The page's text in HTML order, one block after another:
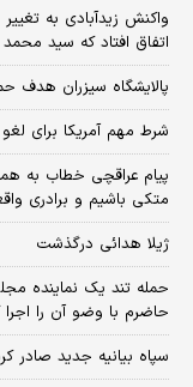
واکنش زیدآبادی به
اتفاق افتاد که سید
پالایشگاه سیزران هدف
شرط مهم آمریکا برای
پیام عراقچی خطاب به
متکی باشیم و برادری
ژیلا هدائی درگذشت
حمله تند یک نماینده
حاضرم با وضو آن را اجرا
سپاه بیانیه جدید صادر